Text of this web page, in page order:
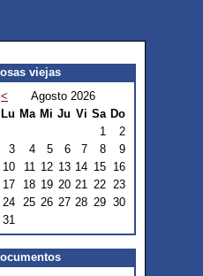
viejas
<
Agosto 2026
Lu Ma Mi Ju Vi Sa Do
1
2
3
4 5 6 7 8
9
10
11 12 13 14 15 16
17
18 19 20 21 22 23
24 25 26 27 28 29 30
31